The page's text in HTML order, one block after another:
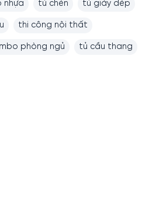
nhựa tủ chén tủ giày dép
thi công nội thất
phòng ngủ tủ cầu thang